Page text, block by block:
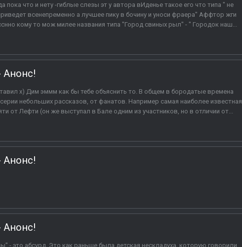
пока что и нету -гиблые слезы эт у автора вИденье такое его что типа " не
всенепременно а лучшее пику в бочину и уноси фраера" Аффтор жги
кому то мож милее названия типа "Город свиных рыл" - " Городок наш...
Анонс!
х) Дим эммм как бы тебе объяснить то. В общем в бородатые времена
небольших рассказов, от фанатов. Например самая наиболее известная
от Лефти (он же выступал в Бале одним из участников, но в отличии от...
Анонс!
Анонс!
- это абсурд. Это как раньше была детская нескладуха, которую говорили